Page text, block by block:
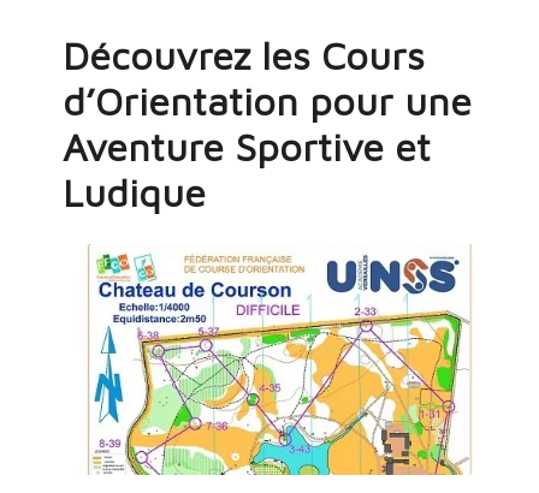
Découvrez les Cours
d’Orientation pour une
Aventure Sportive et
Ludique